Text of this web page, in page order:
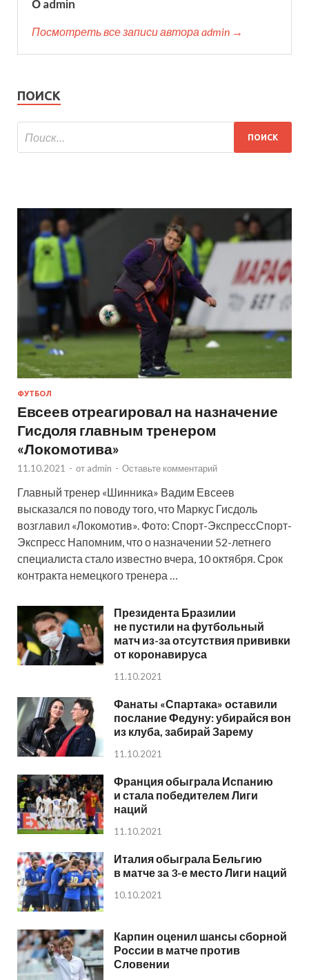
О admin
Посмотреть все записи автора admin →
ПОИСК
ФУТБОЛ
Евсеев отреагировал на назначение
Гисдоля главным тренером
«Локомотива»
11.10.2021 - от admin - Оставьте комментарий
Главный тренер «Шинника» Вадим Евсеев
высказался по поводу того, что Маркус Гисдоль
возглавил «Локомотив». Фото: Спорт-ЭкспрессСпорт-
Экспресс Напомним, что о назначении 52-летнего
специалиста стало известно вчера, 10 октября. Срок
контракта немецкого тренера …
Президента Бразилии
не пустили на футбольный
матч из-за отсутствия прививки
от коронавируса
11.10.2021
Фанаты «Спартака» оставили
послание Федуну: убирайся вон
из клуба, забирай Зарему
11.10.2021
Франция обыграла Испанию
и стала победителем Лиги
наций
11.10.2021
Италия обыграла Бельгию
в матче за 3-е место Лиги наций
10.10.2021
Карпин оценил шансы сборной
России в матче против
Словении